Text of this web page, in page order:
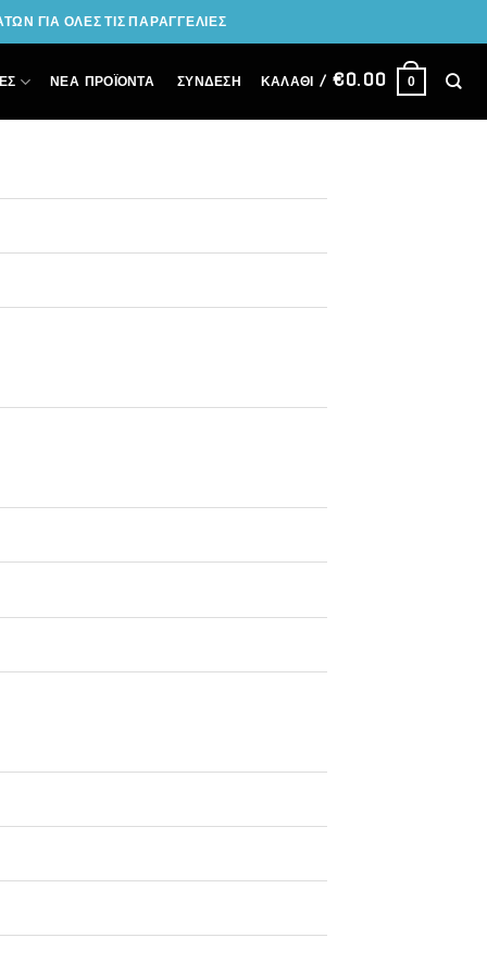
ΓΙΑ ΟΛΕΣ ΤΙΣ ΠΑΡΑΓΓΕΛΙΕΣ
ΝΕΑ ΠΡΟΪΟΝΤΑ ΣΎΝΔΕΣΗ ΚΑΛΆΘΙ / €0.00 0